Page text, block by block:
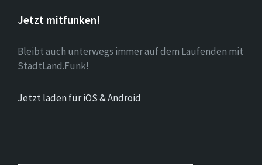
Jetzt mitfunken!
Bleibt auch unterwegs immer auf dem Laufenden mit
StadtLand.Funk!
Jetzt laden für iOS & Android